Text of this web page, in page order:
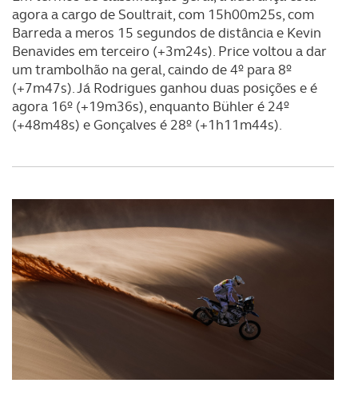
agora a cargo de Soultrait, com 15h00m25s, com
Barreda a meros 15 segundos de distância e Kevin
Benavides em terceiro (+3m24s). Price voltou a dar
um trambolhão na geral, caindo de 4º para 8º
(+7m47s). Já Rodrigues ganhou duas posições e é
agora 16º (+19m36s), enquanto Bühler é 24º
(+48m48s) e Gonçalves é 28º (+1h11m44s).